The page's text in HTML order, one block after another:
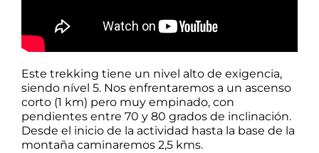
Este trekking tiene un nivel alto de exigencia,
siendo nível 5. Nos enfrentaremos a un ascenso
corto (1 km) pero muy empinado, con
pendientes entre 70 y 80 grados de inclinación.
Desde el inicio de la actividad hasta la base de la
montaña caminaremos 2,5 kms.